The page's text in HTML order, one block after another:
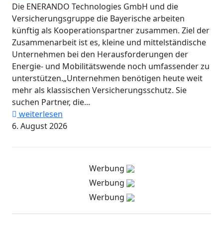
Die ENERANDO Technologies GmbH und die
Versicherungsgruppe die Bayerische arbeiten
künftig als Kooperationspartner zusammen. Ziel der
Zusammenarbeit ist es, kleine und mittelständische
Unternehmen bei den Herausforderungen der
Energie- und Mobilitätswende noch umfassender zu
unterstützen.„Unternehmen benötigen heute weit
mehr als klassischen Versicherungsschutz. Sie
suchen Partner, die...
weiterlesen
6. August 2026
Werbung
Werbung
Werbung